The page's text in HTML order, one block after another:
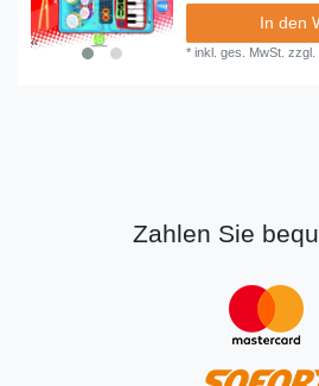
In den
*inkl. ges. MwSt. zzgl.
Zahlen Sie